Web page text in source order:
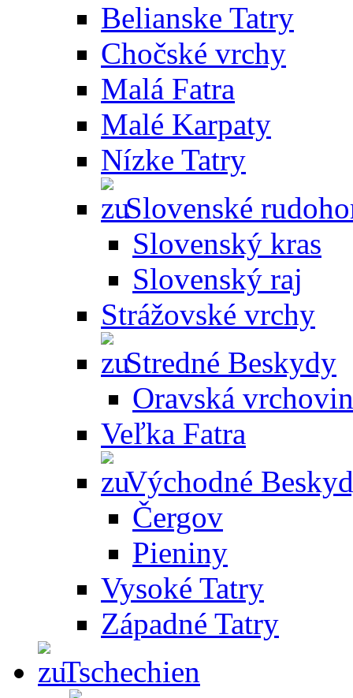
Belianske Tatry
Chočské vrchy
Malá Fatra
Malé Karpaty
Nízke Tatry
Slovenské
Slovenský kras
Slovenský raj
Strážovské vrchy
Stredné Beskydy
Oravská
Veľka Fatra
Východné
Čergov
Pieniny
Vysoké Tatry
Západné Tatry
Tschechien